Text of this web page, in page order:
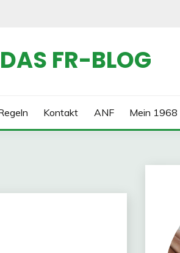
FR-BLOG
Kontakt ANF Mein 1968